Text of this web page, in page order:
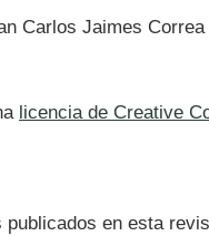
Carlos Jaimes Correa
licencia de Creative
publicados en esta